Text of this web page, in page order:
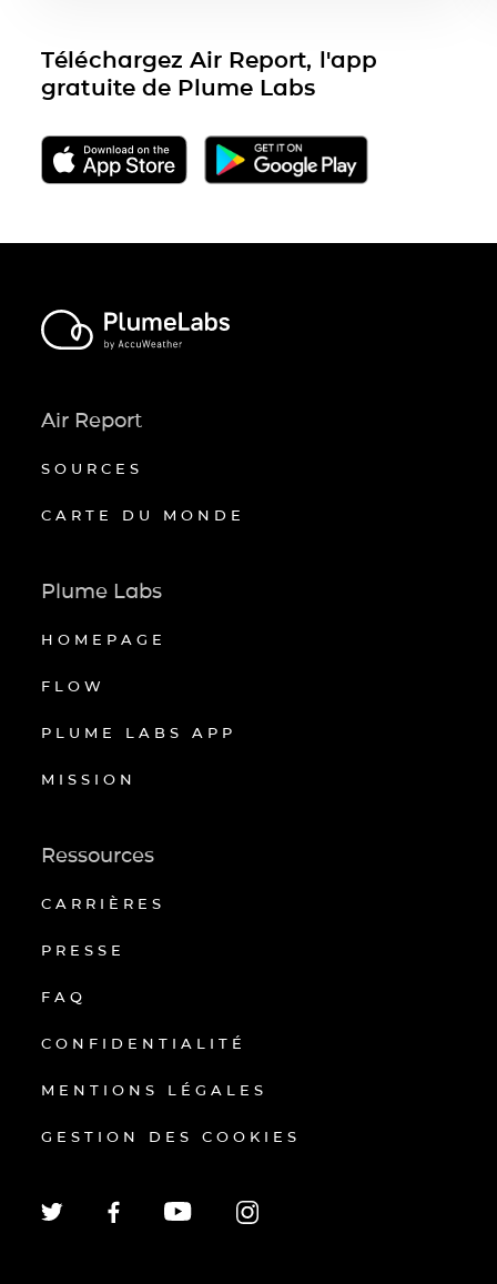
Téléchargez Air Report, l'app
gratuite de Plume Labs
Air Report
SOURCES
CARTE DU MONDE
Plume Labs
HOMEPAGE
FLOW
PLUME LABS APP
MISSION
Ressources
CARRIÈRES
PRESSE
FAQ
CONFIDENTIALITÉ
MENTIONS LÉGALES
GESTION DES COOKIES